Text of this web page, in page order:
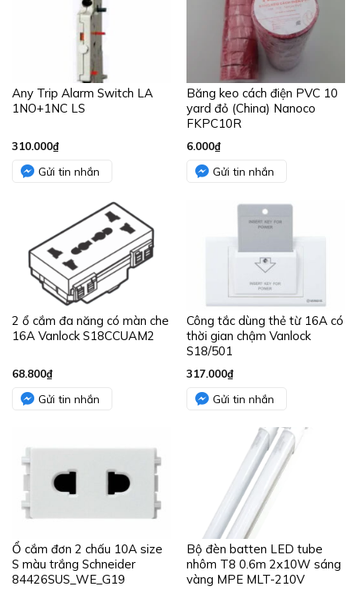
Any Trip Alarm Switch LA
1NO+1NC LS
310.000₫
Gửi tin nhắn
Băng keo cách điện PVC 10
yard đỏ (China) Nanoco
FKPC10R
6.000₫
Gửi tin nhắn
2 ổ cắm đa năng có màn che
16A Vanlock S18CCUAM2
68.800₫
Gửi tin nhắn
Công tắc dùng thẻ từ 16A có
thời gian chậm Vanlock
S18/501
317.000₫
Gửi tin nhắn
Ổ cắm đơn 2 chấu 10A size
S màu trắng Schneider
84426SUS_WE_G19
Bộ đèn batten LED tube
nhôm T8 0.6m 2x10W sáng
vàng MPE MLT-210V